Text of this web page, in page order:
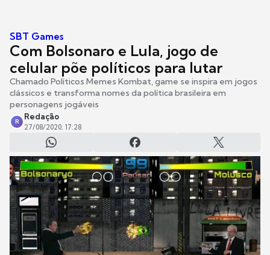
SBT Games
Com Bolsonaro e Lula, jogo de
celular põe políticos para lutar
Chamado Políticos Memes Kombat, game se inspira em jogos
clássicos e transforma nomes da política brasileira em
personagens jogáveis
R
Redação
27/08/2020, 17:28